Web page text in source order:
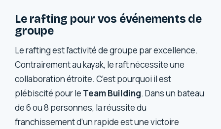
Le rafting pour vos événements de
groupe
Le rafting est l’activité de groupe par excellence.
Contrairement au kayak, le raft nécessite une
collaboration étroite. C’est pourquoi il est
plébiscité pour le Team Building. Dans un bateau
de 6 ou 8 personnes, la réussite du
franchissement d’un rapide est une victoire